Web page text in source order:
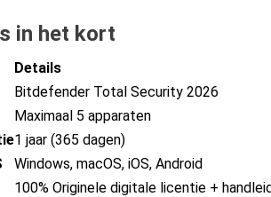
in het kort
Details
Bitdefender Total Security 2026
Maximaal 5 apparaten
1 jaar (365 dagen)
Windows, macOS, iOS, Android
100% Originele digitale licentie +